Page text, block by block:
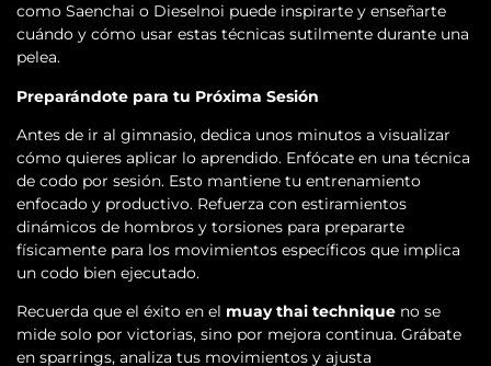
como Saenchai o Dieselnoi puede inspirarte y enseñarte
cuándo y cómo usar estas técnicas sutilmente durante una
pelea.
Preparándote para tu Próxima Sesión
Antes de ir al gimnasio, dedica unos minutos a visualizar
cómo quieres aplicar lo aprendido. Enfócate en una técnica
de codo por sesión. Esto mantiene tu entrenamiento
enfocado y productivo. Refuerza con estiramientos
dinámicos de hombros y torsiones para prepararte
físicamente para los movimientos específicos que implica
un codo bien ejecutado.
Recuerda que el éxito en el muay thai technique no se
mide solo por victorias, sino por mejora continua. Grábate
en sparrings, analiza tus movimientos y ajusta